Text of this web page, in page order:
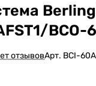
BCO-
отзывовАрт. BCI-